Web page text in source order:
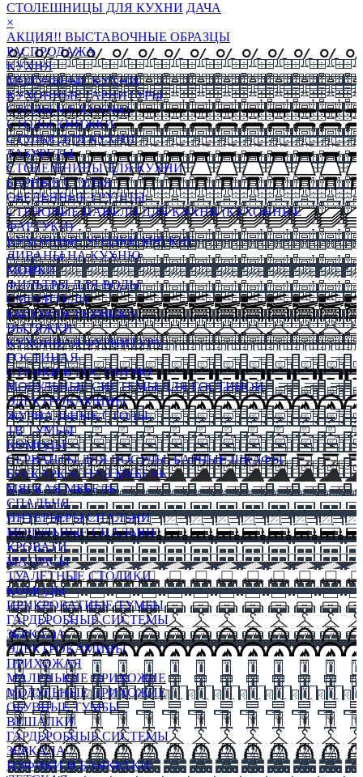
СТОЛЕШНИЦЫ ДЛЯ КУХНИ ДАЧА
×
АКЦИЯ!! ВЫСТАВОЧНЫЕ ОБРАЗЦЫ
РАСПРОДАЖА
КУХНЯ
МОДУЛЬНЫЕ КУХНИ
КУХОННЫЕ ГАРНИТУРЫ
СТОЛЫ НА КУХНЮ
СТОЛЫ КНИЖКИ
СТУЛЬЯ ДЛЯ КУХНИ
ТАБУРЕТЫ
СТОЛЕШНИЦЫ ДЛЯ КУХНИ
БАРНЫЕ СТУЛЬЯ
ОБЕДЕННЫЕ ГРУППЫ
СТЕНОВЫЕ ПАНЕЛИ ДЛЯ КУХНИ (КУХОННЫЕ
ФАРТУКИ)
КУХОННЫЕ УГОЛКИ МЯГКИЕ
ДИВАНЫ НА КУХНЮ
МОЙКИ
ФИЛЬТРЫ ДЛЯ ВОДЫ
СМЕСИТЕЛИ
БЫТОВАЯ ТЕХНИКА
ВЫТЯЖКИ
КУХОННАЯ ФУРНИТУРА
ГОСТИНАЯ
СТЕНКИ В ГОСТИНУЮ
МОДУЛЬНЫЕ СИСТЕМЫ ДЛЯ ГОСТИНОЙ
ЭЛЕКТРОКАМИНЫ
ЖУРНАЛЬНЫЕ СТОЛЫ
ТВ ТУМБЫ
КОМОДЫ
СЕРВАНТЫ ДЛЯ ПОСУДЫ, БАРНЫЕ ШКАФЫ
БЕСКАРКАСНАЯ МЕБЕЛЬ
МЯГКАЯ МЕБЕЛЬ
СПАЛЬНЯ
ИНТЕРЬЕРЫ СПАЛЬНИ
МОДУЛЬНЫЕ СПАЛЬНИ
КРОВАТИ
МАТРАСЫ
ТУАЛЕТНЫЕ СТОЛИКИ
КОМОДЫ
ПРИКРОВАТНЫЕ ТУМБЫ
ГАРДЕРОБНЫЕ СИСТЕМЫ
ЗЕРКАЛА
ЭЛЕКТРОКАМИНЫ
ПРИХОЖАЯ
МАЛЕНЬКИЕ ПРИХОЖИЕ
МОДУЛЬНЫЕ ПРИХОЖИЕ
ОБУВНЫЕ ТУМБЫ
ВЕШАЛКИ
ГАРДЕРОБНЫЕ СИСТЕМЫ
ЗЕРКАЛА
ПУФИКИ И БАНКЕТКИ